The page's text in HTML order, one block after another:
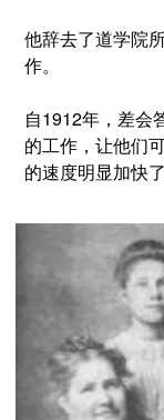
他辞去了道学院
作。
自1912年，差会
的工作，让他们
的速度明显加快了